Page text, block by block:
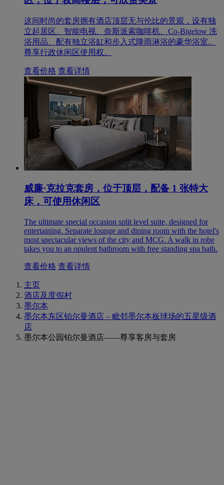
这间时尚的套房拥有酒店顶层无与伦比的景观，设有独
立起居区、智能电视、奈斯派索咖啡机、Co-Bigelow 洗
浴用品、配有独立浴缸和步入式降雨淋浴的豪华浴室。
尊享行政休闲区使用权。
查看价格 查看详情
威廉·克拉克套房，位于顶层，配备 1 张特大
床，可使用休闲区
The ultimate special occasion split level suite, designed for
entertaining. Separate lounge and dining room with the hotel's
most spectacular views of the city and MCG. A walk in robe
takes you to an opulent bathroom with free standing spa bath.
查看价格 查看详情
主页
酒店及度假村
墨尔本
墨尔本东区铂尔曼酒店 – 毗邻墨尔本板球场的五星级酒
店
墨尔本公园铂尔曼酒店——尊享客房与套房